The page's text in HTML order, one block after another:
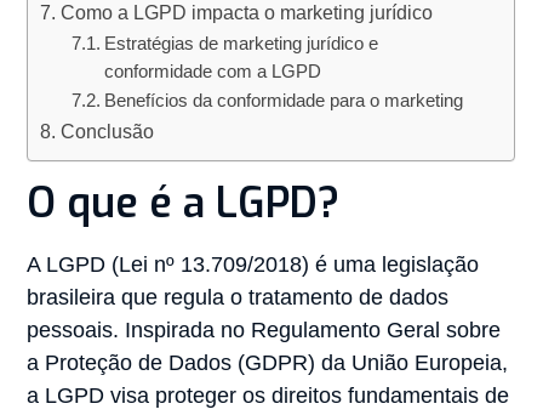
Como a LGPD impacta o marketing jurídico
Estratégias de marketing jurídico e
conformidade com a LGPD
Benefícios da conformidade para o marketing
Conclusão
O que é a LGPD?
A LGPD (Lei nº 13.709/2018) é uma legislação
brasileira que regula o tratamento de dados
pessoais. Inspirada no Regulamento Geral sobre
a Proteção de Dados (GDPR) da União Europeia,
a LGPD visa proteger os direitos fundamentais de